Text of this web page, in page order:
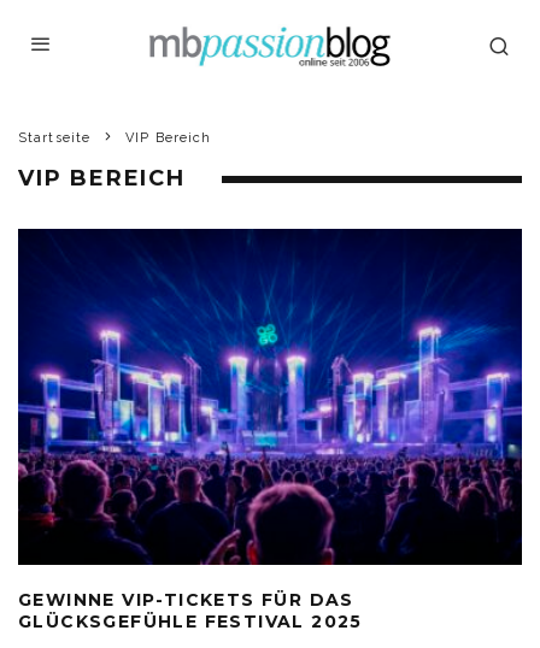
Startseite VIP Bereich
VIP BEREICH
GEWINNE VIP-TICKETS FÜR DAS
GLÜCKSGEFÜHLE FESTIVAL 2025